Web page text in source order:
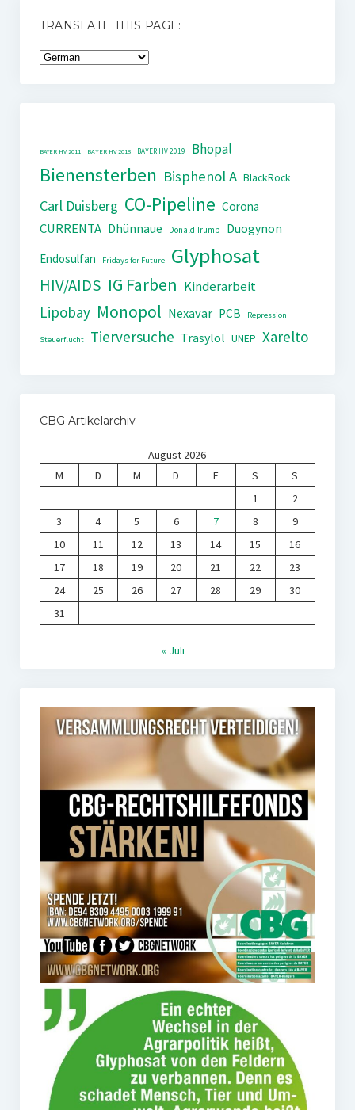
TRANSLATE THIS PAGE:
BAYER HV 2011 BAYER HV 2018 BAYER HV 2019 Bhopal
Bienensterben Bisphenol A BlackRock
Carl Duisberg CO-Pipeline Corona
CURRENTA Dhünnaue Donald Trump
Duogynon
Endosulfan
Fridays for Future Glyphosat
HIV/AIDS IG Farben Kinderarbeit
Lipobay Monopol Nexavar PCB Repression
Steuerflucht Tierversuche Trasylol UNEP Xarelto
CBG Artikelarchiv
August 2026
M
D M D F S
S
1
2
3
4 5 6 7 8
9
10
11 12 13 14 15
16
17
18 19 20 21 22
23
24
25 26 27 28 29
30
31
« Juli